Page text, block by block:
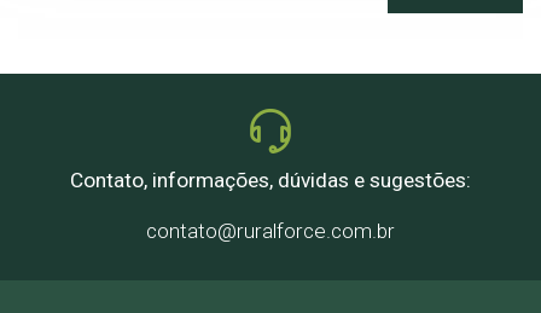
Contato, informações, dúvidas e sugestões:
contato@ruralforce.com.br